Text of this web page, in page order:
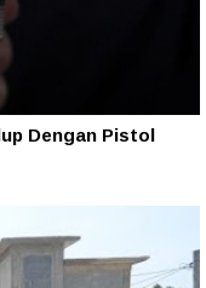
Dengan Pistol